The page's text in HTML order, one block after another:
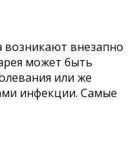
возникают внезапно
может быть
или же
инфекции. Самые